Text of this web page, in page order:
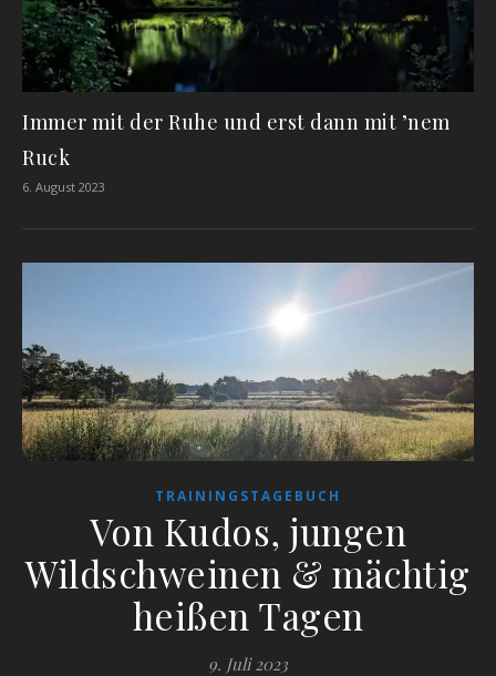
Immer mit der Ruhe und erst dann mit ’nem
Ruck
6. August 2023
TRAININGSTAGEBUCH
Von Kudos, jungen
Wildschweinen & mächtig
heißen Tagen
9. Juli 2023